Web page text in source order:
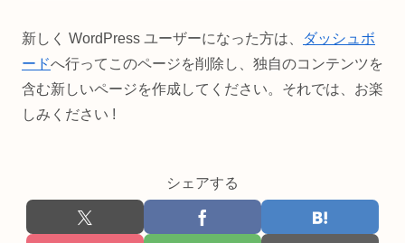
新しく WordPress ユーザーになった方は、
ダッシュボ
ードへ行ってこのページを削除し、独自のコンテンツを
含む新しいページを作成してください。それでは、お楽
しみください !
シェアする